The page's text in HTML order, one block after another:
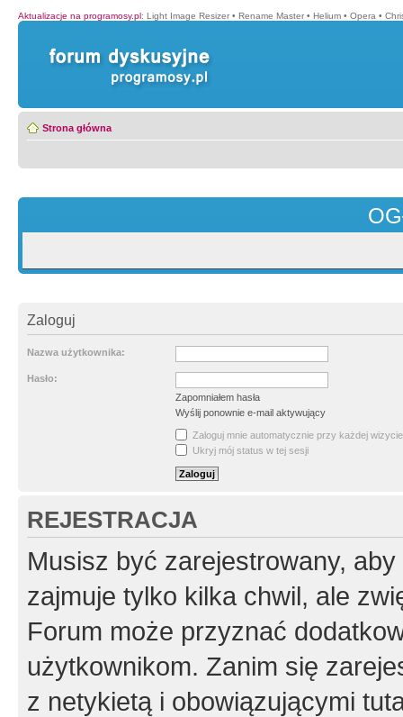
Aktualizacje na programosy.pl: Light Image Resizer • Rename Master • Helium • Opera •
Strona główna
Zaloguj
Nazwa użytkownika:
Hasło:
Zapomniałem hasła
Wyślij ponownie e-mail aktywujący
Zaloguj mnie automatycznie przy każdej wizycie
Ukryj mój status w tej sesji
REJESTRACJA
Musisz być zarejestrowany,
zajmuje tylko kilka chwil, ale
Forum może przyznać
użytkownikom. Zanim się
z netykietą i obowiązującymi